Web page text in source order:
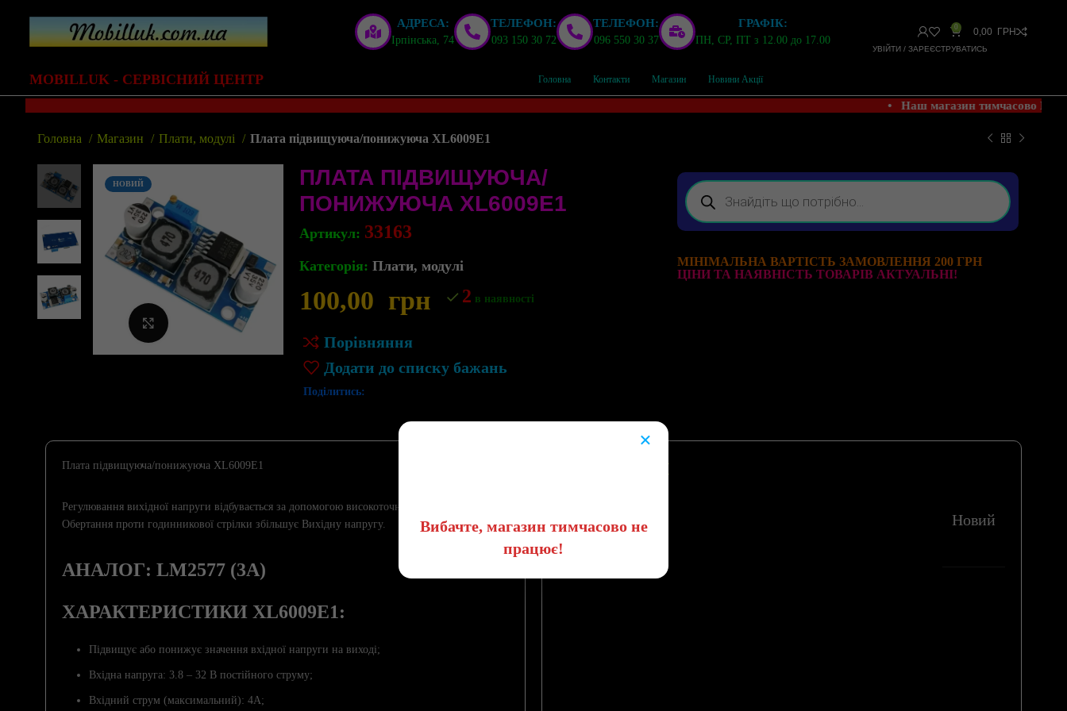
АДРЕСА:
Ірпінська, 74
ТЕЛЕФОН:
093 150 30 72
ТЕЛЕФОН:
096 550 30 37
ГРАФІК:
ПН, СР, ПТ з 12.00 до 17.00
УВІЙТИ / ЗАРЕЄСТРУВАТИСЬ
0 0,00 ГРН
MOBILLUK - СЕРВІСНИЙ ЦЕНТР Головна Контакти Магазин Новини Акції
• Наш магазин тимчасово
Головна Магазин Плати, модулі Плата підвищуюча/понижуюча XL6009E1
НОВИЙ
Клацніть, щоб збільшити
ПЛАТА ПІДВИЩУЮЧА/
ПОНИЖУЮЧА XL6009E1
Артикул: 33163
Категорія: Плати, модулі
100,00 грн 2 в наявності
Порівняння
Додати до списку бажань
Поділитись:
МІНІМАЛЬНА ВАРТІСТЬ ЗАМОВЛЕННЯ 200 ГРН
ЦІНИ ТА НАЯВНІСТЬ ТОВАРІВ АКТУАЛЬНІ!
Плата підвищуюча/понижуюча XL6009E1
Регулювання вихідної напруги відбувається за допомогою високоточного потенціометра.
Обертання проти годинникової стрілки збільшує Вихідну напругу.
АНАЛОГ: LM2577 (3A)
ХАРАКТЕРИСТИКИ XL6009E1:
Підвищує або понижує значення вхідної напруги на виході;
Вхідна напруга: 3.8 – 32 В постійного струму;
Вхідний струм (максимальний): 4А;
ПАРАМЕТРИ
СТАН
Новий
×
Вибачте, магазин тимчасово не
працює!